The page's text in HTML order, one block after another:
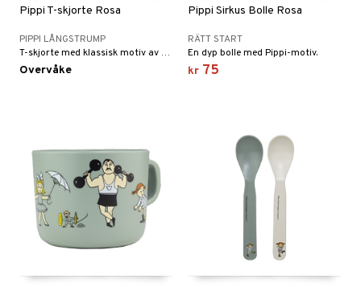
Pippi T-skjorte Rosa
PIPPI LÅNGSTRUMP
T-skjorte med klassisk motiv av Pippi og Lilla Gubben.
Overvåke
Pippi Sirkus Bolle Rosa
RÄTT START
En dyp bolle med Pippi-motiv.
kr 75